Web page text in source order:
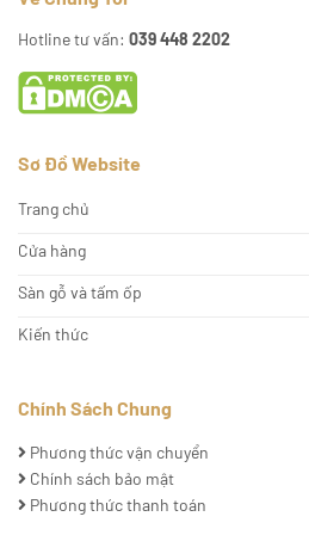
Hotline tư vấn: 039 448 2202
Sơ Đồ Website
Trang chủ
Cửa hàng
Sàn gỗ và tấm ốp
Kiến thức
Chính Sách Chung
Phương thức vận chuyển
Chính sách bảo mật
Phương thức thanh toán